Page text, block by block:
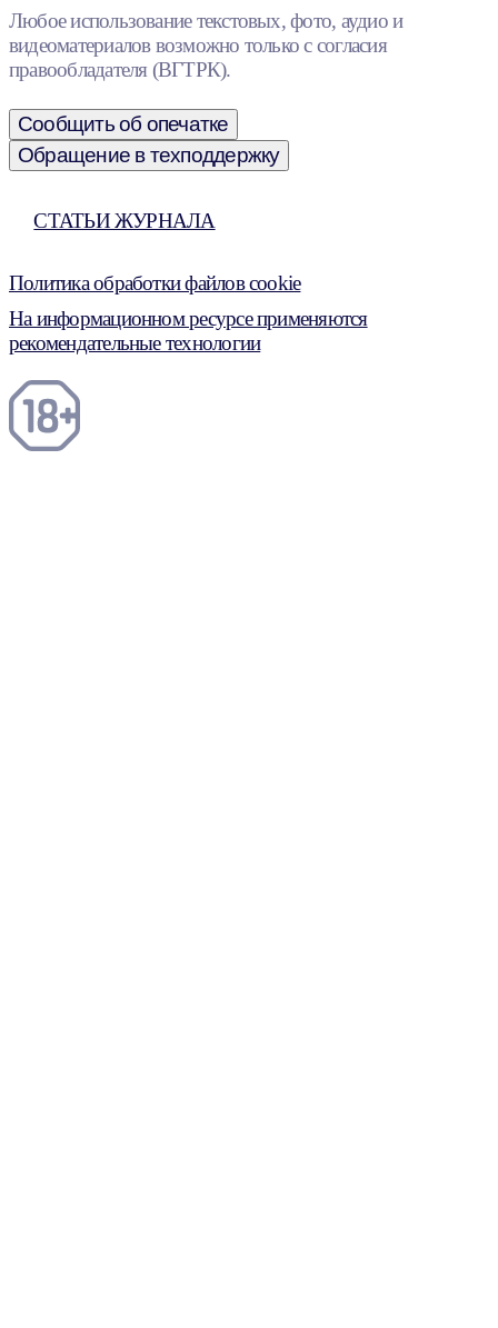
Любое использование текстовых, фото, аудио и
видеоматериалов возможно только с согласия
правообладателя (ВГТРК).
Сообщить об опечатке
Обращение в техподдержку
СТАТЬИ ЖУРНАЛА
Политика обработки файлов cookie
На информационном ресурсе применяются
рекомендательные технологии